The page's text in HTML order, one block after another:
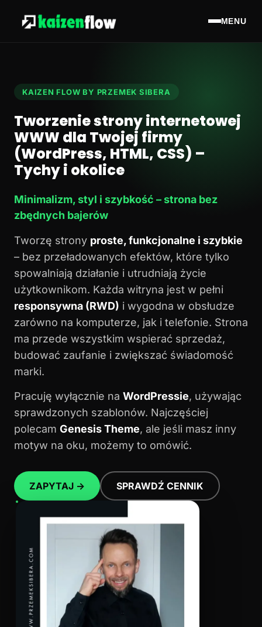
MENU
KAIZEN FLOW BY PRZEMEK SIBERA
Tworzenie strony internetowej
WWW dla Twojej firmy
(WordPress, HTML, CSS) –
Tychy i okolice
Minimalizm, styl i szybkość – strona bez
zbędnych bajerów
Tworzę strony proste, funkcjonalne i szybkie
– bez przeładowanych efektów, które tylko
spowalniają działanie i utrudniają życie
użytkownikom. Każda witryna jest w pełni
responsywna (RWD) i wygodna w obsłudze
zarówno na komputerze, jak i telefonie. Strona
ma przede wszystkim wspierać sprzedaż,
budować zaufanie i zwiększać świadomość
marki.
Pracuję wyłącznie na WordPressie, używając
sprawdzonych szablonów. Najczęściej
polecam Genesis Theme, ale jeśli masz inny
motyw na oku, możemy to omówić.
ZAPYTAJ → SPRAWDŹ CENNIK